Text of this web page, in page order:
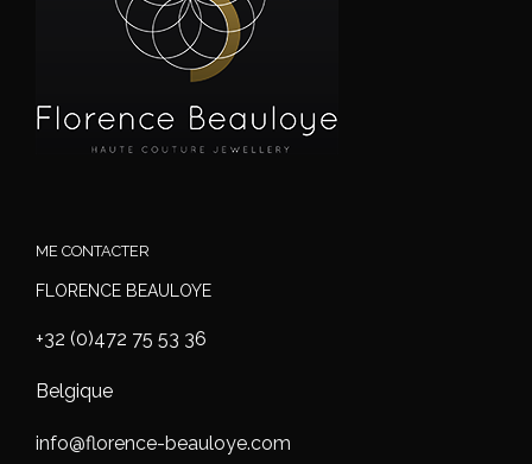
ME CONTACTER
FLORENCE BEAULOYE
+32 (0)472 75 53 36
Belgique
info@florence-beauloye.com